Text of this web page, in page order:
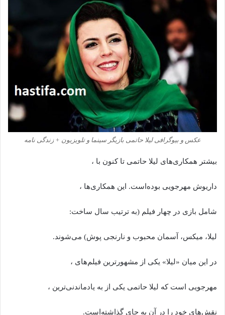
عکس و بیوگرافی لیلا حاتمی بازیگر سینما و تلویزیون + زندگی نامه
بیشتر همکاری‌های لیلا حاتمی تا کنون با ،
داریوش مهرجویی بوده‌است. این همکاری‌ها ،
شامل بازی در چهار فیلم (به ترتیب سال ساخت:
لیلا، میکس، آسمان محبوب و نارنجی پوش) می‌شوند.
در این میان «لیلا» یکی از مشهورترین فیلم‌های ،
مهرجویی است که لیلا حاتمی یکی از به یادماندنی‌ترین ،
نقش‌های خود را در آن به جای گذاشته‌است.